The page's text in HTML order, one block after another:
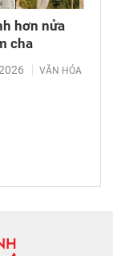
hơn nửa
cha
VĂN HÓA